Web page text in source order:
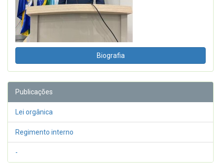
Biografia
Publicações
Lei orgânica
Regimento interno
-